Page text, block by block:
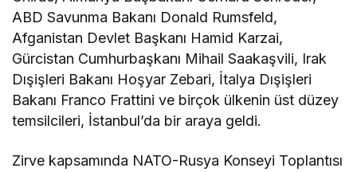
ABD Savunma Bakanı Donald Rumsfeld,
Afganistan Devlet Başkanı Hamid Karzai,
Gürcistan Cumhurbaşkanı Mihail Saakaşvili, Irak
Dışişleri Bakanı Hoşyar Zebari, İtalya Dışişleri
Bakanı Franco Frattini ve birçok ülkenin üst düzey
temsilcileri, İstanbul’da bir araya geldi.
Zirve kapsamında NATO-Rusya Konseyi Toplantısı